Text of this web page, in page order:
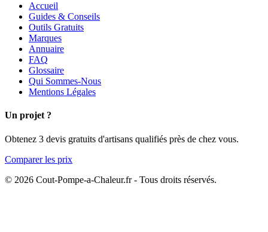
Accueil
Guides & Conseils
Outils Gratuits
Marques
Annuaire
FAQ
Glossaire
Qui Sommes-Nous
Mentions Légales
Un projet ?
Obtenez 3 devis gratuits d'artisans qualifiés près de chez vous.
Comparer les prix
© 2026 Cout-Pompe-a-Chaleur.fr - Tous droits réservés.